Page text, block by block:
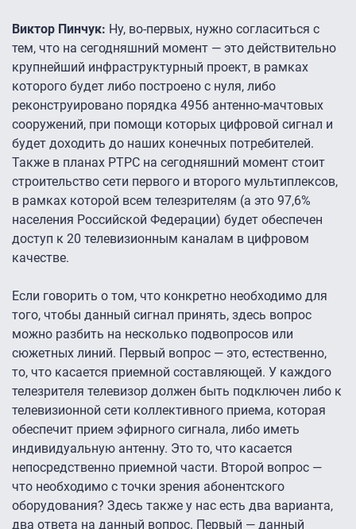
Виктор Пинчук: Ну, во-первых, нужно согласиться с
тем, что на сегодняшний момент — это действительно
крупнейший инфраструктурный проект, в рамках
которого будет либо построено с нуля, либо
реконструировано порядка 4956 антенно-мачтовых
сооружений, при помощи которых цифровой сигнал и
будет доходить до наших конечных потребителей.
Также в планах РТРС на сегодняшний момент стоит
строительство сети первого и второго мультиплексов,
в рамках которой всем телезрителям (а это 97,6%
населения Российской Федерации) будет обеспечен
доступ к 20 телевизионным каналам в цифровом
качестве.
Если говорить о том, что конкретно необходимо для
того, чтобы данный сигнал принять, здесь вопрос
можно разбить на несколько подвопросов или
сюжетных линий. Первый вопрос — это, естественно,
то, что касается приемной составляющей. У каждого
телезрителя телевизор должен быть подключен либо к
телевизионной сети коллективного приема, которая
обеспечит прием эфирного сигнала, либо иметь
индивидуальную антенну. Это то, что касается
непосредственно приемной части. Второй вопрос —
что необходимо с точки зрения абонентского
оборудования? Здесь также у нас есть два варианта,
два ответа на данный вопрос. Первый — данный